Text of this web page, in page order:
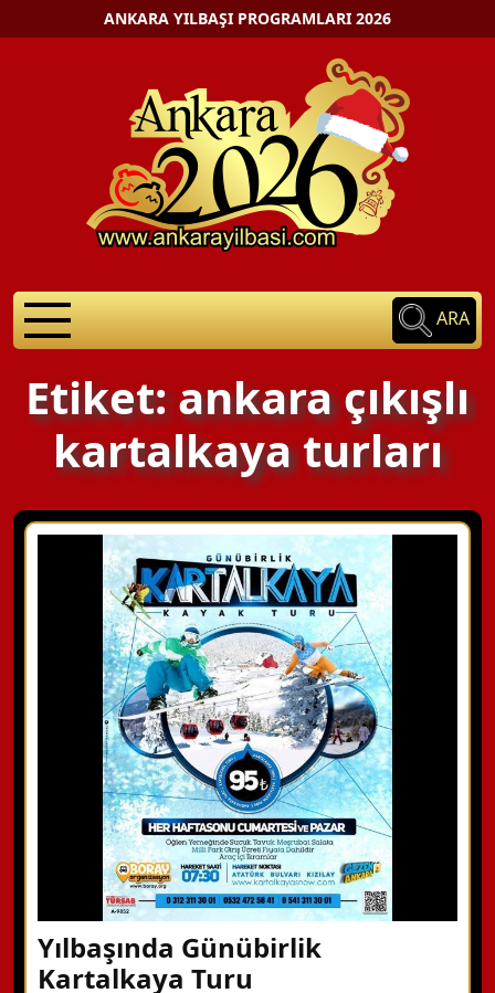
ANKARA YILBAŞI PROGRAMLARI 2026
ARA
Etiket: ankara çıkışlı
kartalkaya turları
Yılbaşında Günübirlik
Kartalkaya Turu